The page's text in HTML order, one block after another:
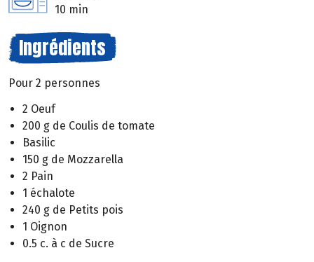
10 min
Ingrédients
Pour 2 personnes
2 Oeuf
200 g de Coulis de tomate
Basilic
150 g de Mozzarella
2 Pain
1 échalote
240 g de Petits pois
1 Oignon
0.5 c. à c de Sucre